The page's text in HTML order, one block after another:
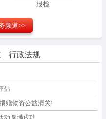
报检
频道>>
行政法规
估
赠物资公益清关!
动圆满成功